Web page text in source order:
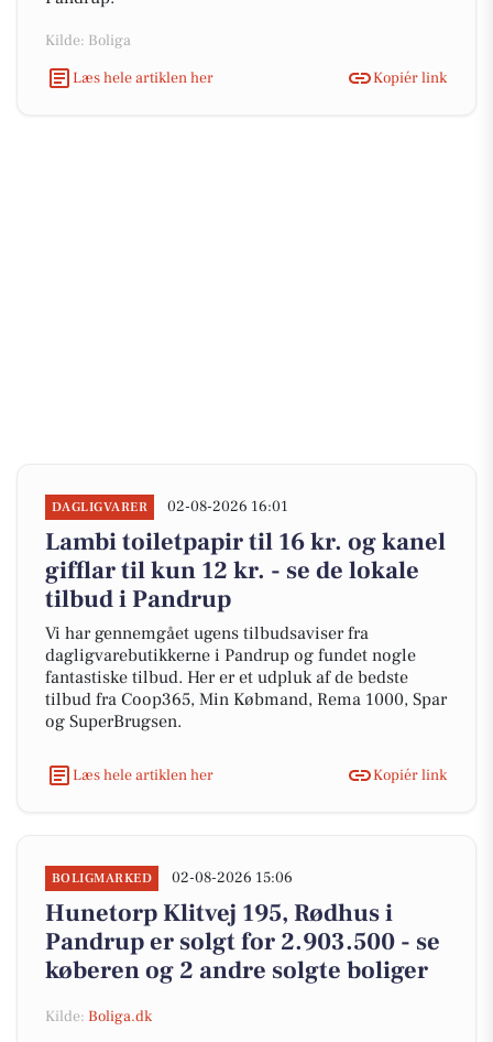
Kilde: Boliga
Læs hele artiklen her
Kopiér link
DAGLIGVARER 02-08-2026 16:01
Lambi toiletpapir til 16 kr. og kanel
gifflar til kun 12 kr. - se de lokale
tilbud i Pandrup
Vi har gennemgået ugens tilbudsaviser fra
dagligvarebutikkerne i Pandrup og fundet nogle
fantastiske tilbud. Her er et udpluk af de bedste
tilbud fra Coop365, Min Købmand, Rema 1000, Spar
og SuperBrugsen.
Læs hele artiklen her Kopiér link
BOLIGMARKED 02-08-2026 15:06
Hunetorp Klitvej 195, Rødhus i
Pandrup er solgt for 2.903.500 - se
køberen og 2 andre solgte boliger
Kilde: Boliga.dk